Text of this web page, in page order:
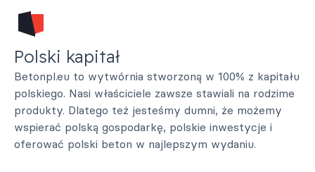
Polski kapitał
Betonpl.eu to wytwórnia stworzoną w 100% z kapitału
polskiego. Nasi właściciele zawsze stawiali na rodzime
produkty. Dlatego też jesteśmy dumni, że możemy
wspierać polską gospodarkę, polskie inwestycje i
oferować polski beton w najlepszym wydaniu.